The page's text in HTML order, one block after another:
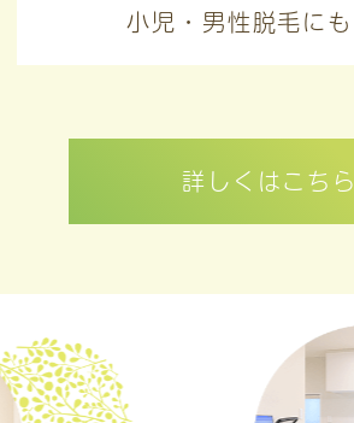
小児・男性脱毛にも
詳しくはこちら